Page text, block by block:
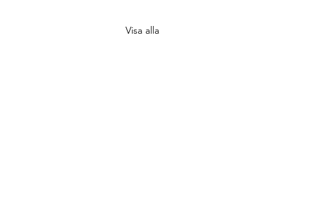
Visa alla